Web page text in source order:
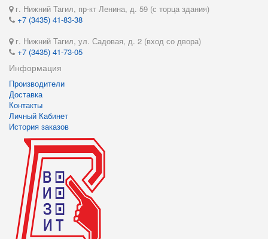
г. Нижний Тагил, пр-кт Ленина, д. 59 (с торца здания)
+7 (3435) 41-83-38
г. Нижний Тагил, ул. Садовая, д. 2 (вход со двора)
+7 (3435) 41-73-05
Информация
Производители
Доставка
Контакты
Личный Кабинет
История заказов